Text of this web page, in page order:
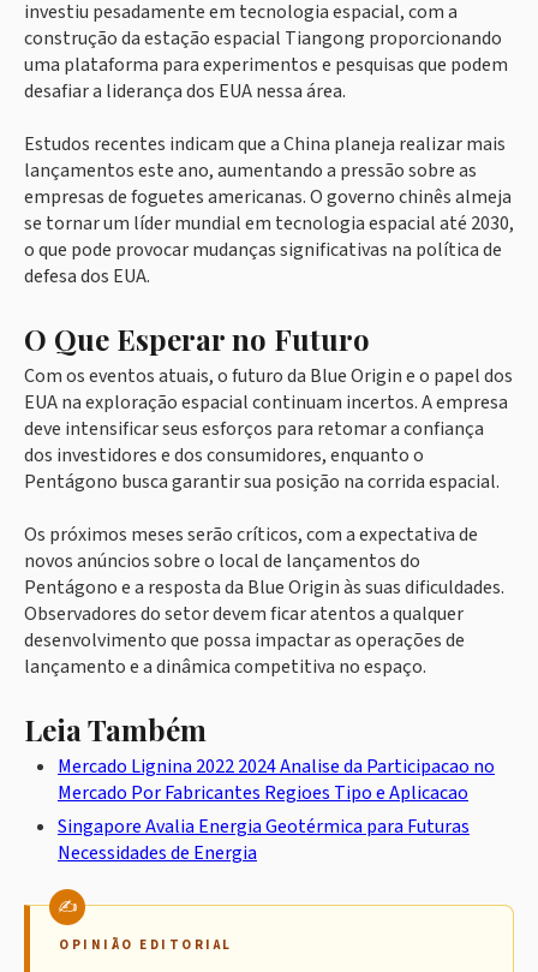
investiu pesadamente em tecnologia espacial, com a
construção da estação espacial Tiangong proporcionando
uma plataforma para experimentos e pesquisas que podem
desafiar a liderança dos EUA nessa área.
Estudos recentes indicam que a China planeja realizar mais
lançamentos este ano, aumentando a pressão sobre as
empresas de foguetes americanas. O governo chinês almeja
se tornar um líder mundial em tecnologia espacial até 2030,
o que pode provocar mudanças significativas na política de
defesa dos EUA.
O Que Esperar no Futuro
Com os eventos atuais, o futuro da Blue Origin e o papel dos
EUA na exploração espacial continuam incertos. A empresa
deve intensificar seus esforços para retomar a confiança
dos investidores e dos consumidores, enquanto o
Pentágono busca garantir sua posição na corrida espacial.
Os próximos meses serão críticos, com a expectativa de
novos anúncios sobre o local de lançamentos do
Pentágono e a resposta da Blue Origin às suas dificuldades.
Observadores do setor devem ficar atentos a qualquer
desenvolvimento que possa impactar as operações de
lançamento e a dinâmica competitiva no espaço.
Leia Também
Mercado Lignina 2022 2024 Analise da Participacao no
Mercado Por Fabricantes Regioes Tipo e Aplicacao
Singapore Avalia Energia Geotérmica para Futuras
Necessidades de Energia
OPINIÃO EDITORIAL